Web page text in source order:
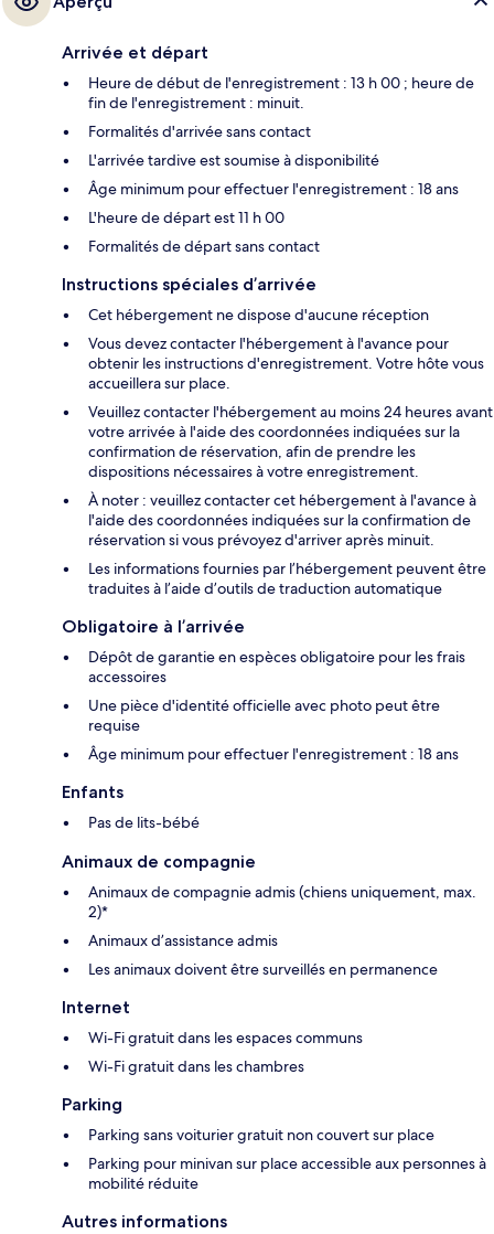
Arrivée et départ
Heure de début de l'enregistrement : 13 h 00 ; heure de
fin de l'enregistrement : minuit.
Formalités d'arrivée sans contact
L'arrivée tardive est soumise à disponibilité
Âge minimum pour effectuer l'enregistrement : 18 ans
L'heure de départ est 11 h 00
Formalités de départ sans contact
Instructions spéciales d’arrivée
Cet hébergement ne dispose d'aucune réception
Vous devez contacter l'hébergement à l'avance pour
obtenir les instructions d'enregistrement. Votre hôte vous
accueillera sur place.
Veuillez contacter l'hébergement au moins 24 heures avant
votre arrivée à l'aide des coordonnées indiquées sur la
confirmation de réservation, afin de prendre les
dispositions nécessaires à votre enregistrement.
À noter : veuillez contacter cet hébergement à l'avance à
l'aide des coordonnées indiquées sur la confirmation de
réservation si vous prévoyez d'arriver après minuit.
Les informations fournies par l’hébergement peuvent être
traduites à l’aide d’outils de traduction automatique
Obligatoire à l’arrivée
Dépôt de garantie en espèces obligatoire pour les frais
accessoires
Une pièce d'identité officielle avec photo peut être
requise
Âge minimum pour effectuer l'enregistrement : 18 ans
Enfants
Pas de lits-bébé
Animaux de compagnie
Animaux de compagnie admis (chiens uniquement, max.
2)*
Animaux d’assistance admis
Les animaux doivent être surveillés en permanence
Internet
Wi-Fi gratuit dans les espaces communs
Wi-Fi gratuit dans les chambres
Parking
Parking sans voiturier gratuit non couvert sur place
Parking pour minivan sur place accessible aux personnes à
mobilité réduite
Autres informations